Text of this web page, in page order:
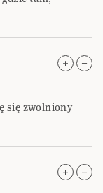
się zwolniony